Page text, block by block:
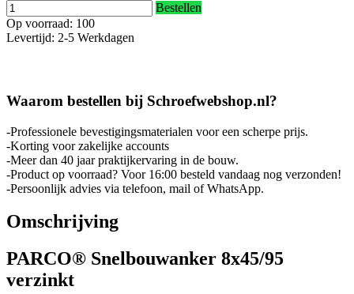
Bestellen
Op voorraad: 100
Levertijd: 2-5 Werkdagen
Waarom bestellen bij Schroefwebshop.nl?
-Professionele bevestigingsmaterialen voor een scherpe prijs.
-Korting voor zakelijke accounts
-Meer dan 40 jaar praktijkervaring in de bouw.
-Product op voorraad? Voor 16:00 besteld vandaag nog verzonden!
-Persoonlijk advies via telefoon, mail of WhatsApp.
Omschrijving
PARCO® Snelbouwanker 8x45/95
verzinkt